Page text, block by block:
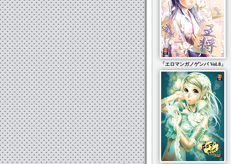
「エロマンガノゲンバ Vol.8」